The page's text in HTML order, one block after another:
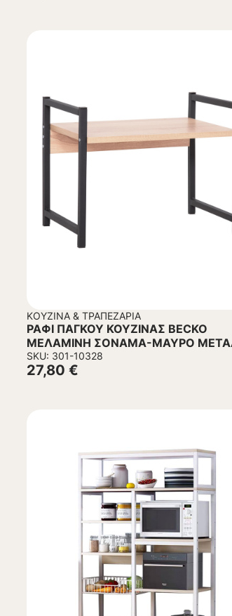
ΚΟΥΖΊΝΑ & ΤΡΑΠΕΖΑΡΊΑ
ΡΑΦΙ ΠΑΓΚΟΥ ΚΟΥΖΙΝΑΣ BECKO
ΜΕΛΑΜΙΝΗ ΣΟΝΑΜΑ-ΜΑΥΡΟ
54.5x35x41Υεκ.
SKU: 301-10328
27,80 €